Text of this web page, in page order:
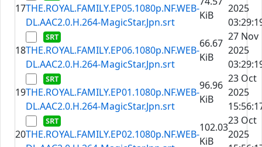
17THE.ROYAL.FAMILY.EP05.1080p.NF.WEB-
DL.AAC2.0.H.264-MagicStar.Jpn.srt
KiB
2025
18THE.ROYAL.FAMILY.EP06.1080p.NF.WEB-
DL.AAC2.0.H.264-MagicStar.Jpn.srt
66.67
KiB
27 Nov
2025
19THE.ROYAL.FAMILY.EP01.1080p.NF.WEB-
DL.AAC2.0.H.264-MagicStar.Jpn.srt
96.96
KiB
23 Oct
2025
20THE.ROYAL.FAMILY.EP02.1080p.NF.WEB-
102.03
KiB
23 Oct
2025